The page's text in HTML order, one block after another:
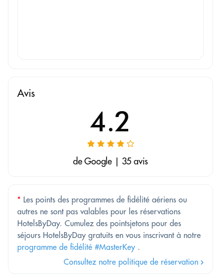
Avis
4.2
de Google | 35 avis
* Les points des programmes de fidélité aériens ou
autres ne sont pas valables pour les réservations
HotelsByDay. Cumulez des pointsjetons pour des
séjours HotelsByDay gratuits en vous inscrivant à notre
programme de fidélité #MasterKey .
Consultez notre politique de réservation